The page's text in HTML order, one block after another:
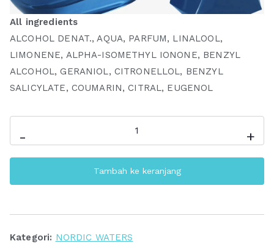
All ingredients
ALCOHOL DENAT., AQUA, PARFUM, LINALOOL,
LIMONENE, ALPHA-ISOMETHYL IONONE, BENZYL
ALCOHOL, GERANIOL, CITRONELLOL, BENZYL
SALICYLATE, COUMARIN, CITRAL, EUGENOL
-
NORDIC
WATERS
Eau
+
Tambah ke keranjang
Kategori: NORDIC WATERS